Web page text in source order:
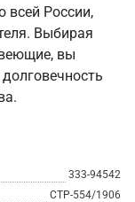
всей России,
Выбирая
вы
333-94542
СТР-554/1906